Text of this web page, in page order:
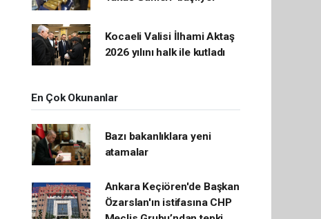
Kocaeli Valisi İlhami Aktaş
2026 yılını halk ile kutladı
En Çok Okunanlar
Bazı bakanlıklara yeni
atamalar
Ankara Keçiören'de Başkan
Özarslan'ın istifasına CHP